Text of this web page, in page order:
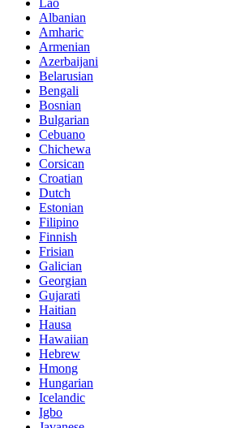
Albanian
Amharic
Armenian
Azerbaijani
Belarusian
Bengali
Bosnian
Bulgarian
Cebuano
Chichewa
Corsican
Croatian
Dutch
Estonian
Filipino
Finnish
Frisian
Galician
Georgian
Gujarati
Haitian
Hausa
Hawaiian
Hebrew
Hmong
Hungarian
Icelandic
Igbo